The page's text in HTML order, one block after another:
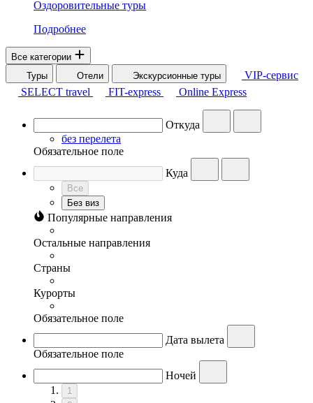
Оздоровительные туры
Подробнее
Все категории
Туры
Отели Экскурсионные туры
VIP-сервис
SELECT travel
FIT-express Online Express
Откуда
без перелета
Обязательное поле
Куда
Все
Без виз
Популярные направления
Остальные направления
Страны
Курорты
Обязательное поле
Дата вылета
Обязательное поле
Ночей
1